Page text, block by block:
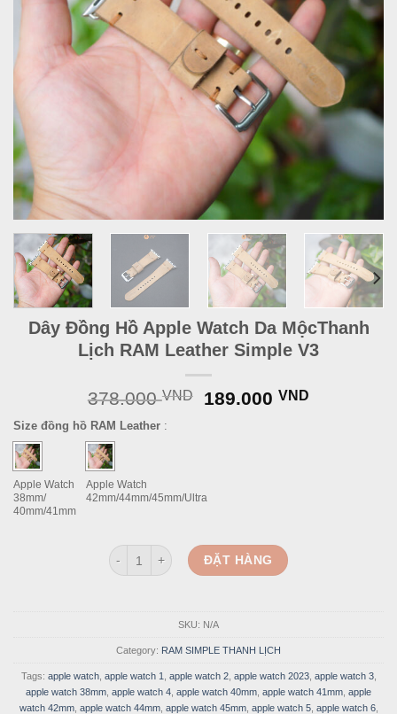
Dây Đồng Hồ Apple Watch Da MộcThanh
Lịch RAM Leather Simple V3
378.000VND
Original
189.000VND
Size đồng hồ RAM Leather :
Apple Watch
38mm/
40mm/41mm
Apple Watch
42mm/44mm/45mm/Ultra
Dây Đồng Hồ Apple Watch Da MộcThanh Lịch RAM
ĐẶT HÀNG
SKU: N/A
Category: RAM SIMPLE THANH LỊCH
Tags: apple watch, apple watch 1 apple watch 2, apple watch 2023, apple watch 3,
apple watch 38mm apple watch 4 apple watch 40mm apple watch 41mm apple
watch 42mm, apple watch 44mm, apple watch 45mm, apple watch 5, apple watch 6,